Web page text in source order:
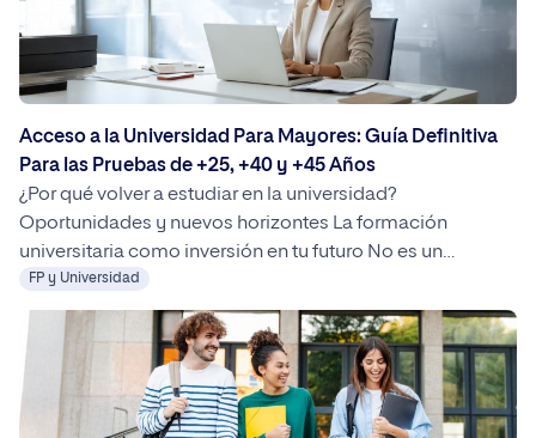
Acceso a la Universidad Para Mayores: Guía Definitiva
Para las Pruebas de +25, +40 y +45 Años
¿Por qué volver a estudiar en la universidad?
Oportunidades y nuevos horizontes La formación
universitaria como inversión en tu futuro No es un
misterio que la universidad es el salto por excelencia al
mundo laboral. Hasta hace unos años representaba el fin
de la carrera académica de la mayoría de las personas.
Mediante un grado […]
FP y Universidad